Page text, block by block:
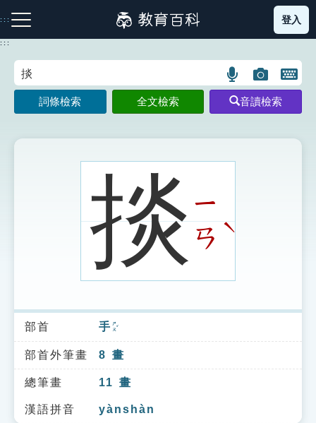
到
主
:::
注音索引圖示 筆畫索引圖示 部首索引表圖示
索引選單
知識索引
單字索引
生命大百科索引
登入
:::
語
言
搜
示
圖
片
搜
開
鍵
圖
詞條檢索 全文檢索 音讀檢索
掞ㄧ
ㄢˋ
部首 手 ㄕㄡˇ
部首外筆畫 8 畫
總筆畫 11 畫
漢語拼音 yànshàn